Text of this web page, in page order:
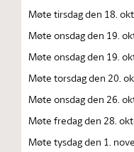
Møte tirsdag den 18.
Møte onsdag den 19.
Møte onsdag den 19.
Møte torsdag den 20.
Møte onsdag den 26.
Møte fredag den 28.
Møte tysdag den 1.